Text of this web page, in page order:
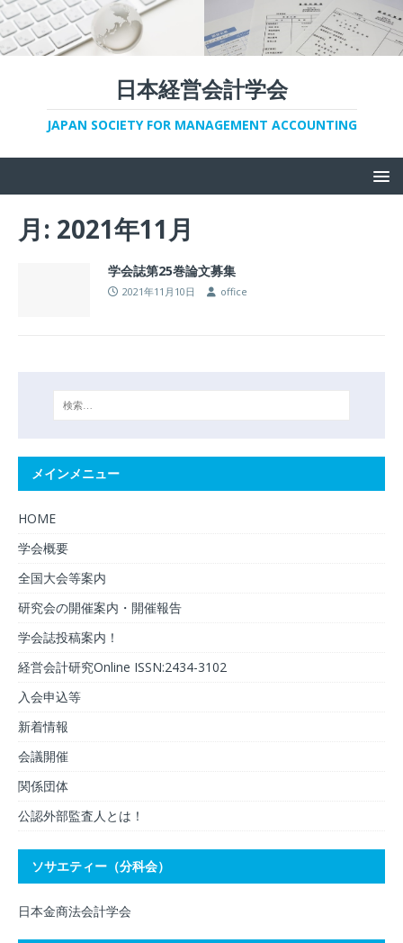
日本経営会計学会
JAPAN SOCIETY FOR MANAGEMENT ACCOUNTING
月: 2021年11月
学会誌第25巻論文募集
2021年11月10日 office
メインメニュー
HOME
学会概要
全国大会等案内
研究会の開催案内・開催報告
学会誌投稿案内！
経営会計研究Online ISSN:2434-3102
入会申込等
新着情報
会議開催
関係団体
公認外部監査人とは！
ソサエティー（分科会）
日本金商法会計学会